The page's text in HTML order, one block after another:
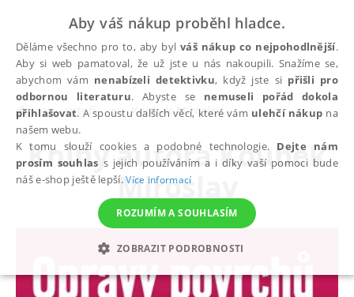
autoři Koubek Miroslav
Knihy autoraKoubek
Miroslav
Aby váš nákup proběhl hladce.
Děláme všechno pro to, aby bylváš nákup co nejpohodlnější.
Aby si web pamatoval, že už jste u nás nakoupili. Snažíme se,
abychom vám nenabízeli detektivku, když jste si přišli pro
odbornou literaturu. Abyste se nemuseli pořád dokola
přihlašovat. A spoustu dalších věcí, které vám ulehčí nákup na
našem webu.
K tomu slouží cookies a podobné technologie. Dejte nám
prosím souhlas s jejich používáním a i díky vaší pomoci bude
náš e-shop ještě lepší.Více informací
ROZUMÍM A SOUHLASÍM
ZOBRAZIT PODROBNOSTI
NEZBYTNÉ ANALYTICKÉ MARKETINGOVÉ